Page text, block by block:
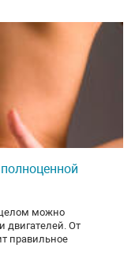
можно
двигателей. От
правильное